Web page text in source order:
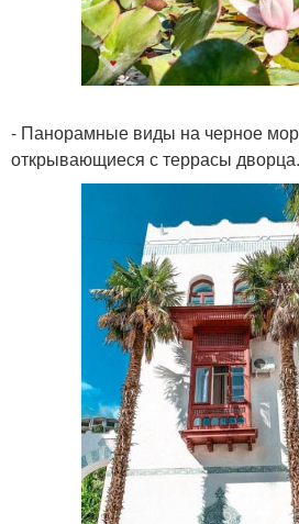
- Панорамные виды на черное
открывающиеся с террасы дворца.